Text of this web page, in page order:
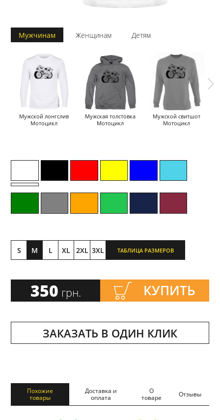
Мужчинам Женщинам Детям
Мужской лонгслив
Мотоцикл
Мужская толстовка
Мотоцикл
Мужской свитшот
Мотоцикл
S M L XL 2XL 3XL ТАБЛИЦА РАЗМЕРОВ
350 грн. КУПИТЬ
ЗАКАЗАТЬ В ОДИН КЛИК
Похожие
товары
Доставка и
оплата
О
товаре
Отзывы